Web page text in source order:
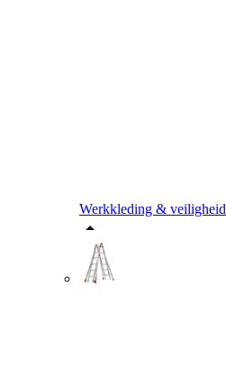
Werkkleding & veiligheid